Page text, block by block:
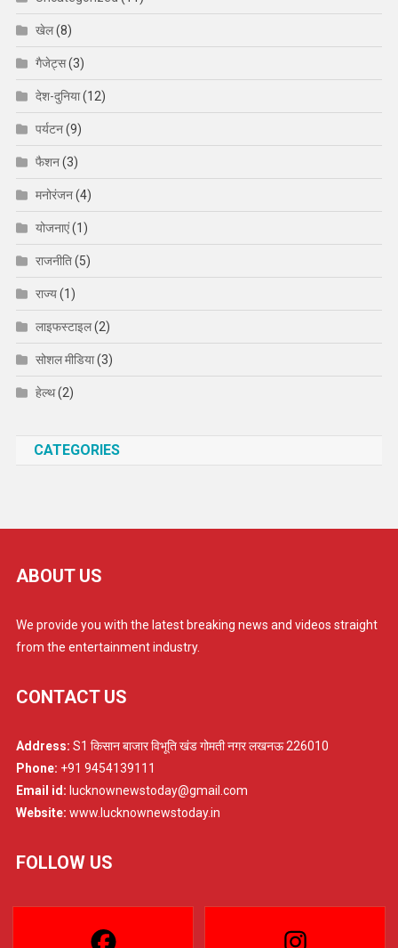
खेल(8)
गैजेट्स(3)
देश-दुनिया(12)
पर्यटन(9)
फैशन(3)
मनोरंजन(4)
योजनाएं(1)
राजनीति(5)
राज्य(1)
लाइफस्टाइल(2)
सोशल मीडिया(3)
हेल्थ(2)
CATEGORIES
ABOUT US
We provide you with the latest breaking news and videos straight
from the entertainment industry.
CONTACT US
Address: S1 किसान बाजार विभूति खंड गोमती नगर लखनऊ 226010
Phone: +91 9454139111
Email id: lucknownewstoday@gmail.com
Website: www.lucknownewstoday.in
FOLLOW US